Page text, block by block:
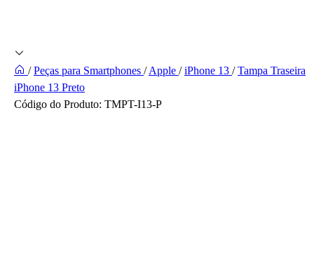
/ Peças para Smartphones /Apple / iPhone 13 / Tampa Traseira
iPhone 13 Preto
Código do Produto: TMPT-I13-P